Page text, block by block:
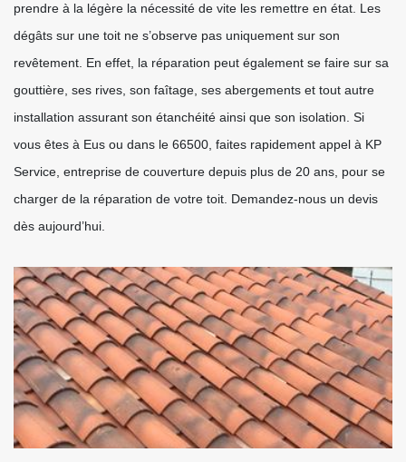
prendre à la légère la nécessité de vite les remettre en état. Les
dégâts sur une toit ne s’observe pas uniquement sur son
revêtement. En effet, la réparation peut également se faire sur sa
gouttière, ses rives, son faîtage, ses abergements et tout autre
installation assurant son étanchéité ainsi que son isolation. Si
vous êtes à Eus ou dans le 66500, faites rapidement appel à KP
Service, entreprise de couverture depuis plus de 20 ans, pour se
charger de la réparation de votre toit. Demandez-nous un devis
dès aujourd’hui.